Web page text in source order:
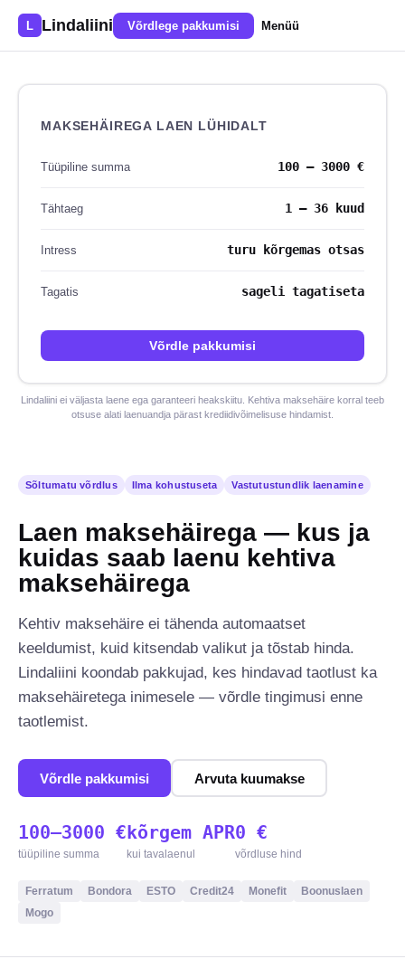
L Lindaliini Võrdlege pakkumisi Menüü
Sõltumatu võrdlus Ilma kohustuseta Vastutustundlik laenamine
Laen maksehäirega — kus ja
kuidas saab laenu kehtiva
maksehäirega
Kehtiv maksehäire ei tähenda automaatset
keeldumist, kuid kitsendab valikut ja tõstab hinda.
Lindaliini koondab pakkujad, kes hindavad taotlust ka
maksehäiretega inimesele — võrdle tingimusi enne
taotlemist.
Võrdle pakkumisi Arvuta kuumakse
100–3000 €
tüüpiline summa
kõrgem APR
kui tavalaenul
0 €
võrdluse hind
Ferratum Bondora ESTO Credit24 Monefit
Boonuslaen
Mogo
MAKSEHÄIREGA LAEN LÜHIDALT
Tüüpiline summa 100 – 3000 €
Tähtaeg 1 – 36 kuud
Intress turu kõrgemas otsas
Tagatis sageli tagatiseta
Võrdle pakkumisi
Lindaliini ei väljasta laene ega garanteeri heakskiitu. Kehtiva maksehäire korral teeb
otsuse alati laenuandja pärast krediidivõimelisuse hindamist.